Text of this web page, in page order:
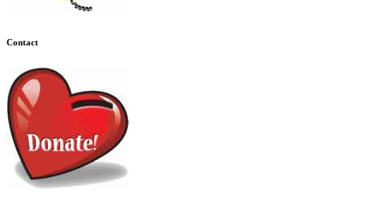
Contact